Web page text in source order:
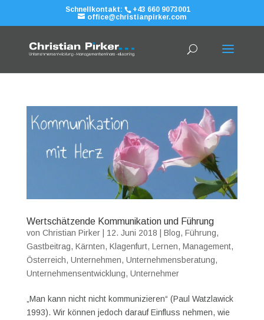
Schnellkontakt:
+43 660 9073001
office@christianpirker.com
Wertschätzende Kommunikation und Führung
von Christian Pirker| 12. Juni 2018 Blog, Führung,
Gastbeitrag, Kärnten, Klagenfurt, Lernen, Management,
Österreich, Unternehmen, Unternehmensberatung,
Unternehmensentwicklung, Unternehmer
„Man kann nicht nicht kommunizieren“ (Paul Watzlawick
1993). Wir können jedoch darauf Einfluss nehmen, wie